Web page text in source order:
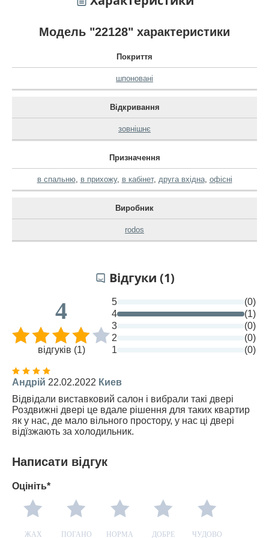
Модель "22128" характеристики
Покриття
шпоновані
Відкривання
зовнішнє
Призначення
в спальню, в прихожу, в кабінет, друга вхідна, офісні
Виробник
rodos
Відгуки (1)
4
відгуків (1)
5
(0)
4
(1)
3
(0)
2
(0)
1
(0)
Андрій 22.02.2022 Киев
Відвідали виставковий салон і вибрали такі двері
Роздвижні двері це вдале рішення для таких квартир
як у нас, де мало вільного простору, у нас ці двері
відїзжають за холодильник.
Написати відгук
Оцініть*
ЖАХ ПОГАНО НОРМА ДОБРЕ ЧУДОВО